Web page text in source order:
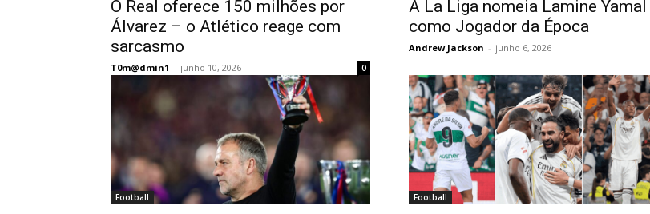
O Real oferece 150 milhões por
Álvarez – o Atlético reage com
sarcasmo
T0m@dmin1 - junho 10, 2026 0
A La Liga nomeia Lamine Yamal
como Jogador da Época
Andrew Jackson - junho 6, 2026
Football Football